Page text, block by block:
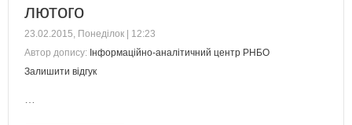
лютого
23.02.2015, Понеділок | 12:23
Автор допису: Інформаційно-аналітичний центр РНБО
Залишити відгук